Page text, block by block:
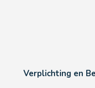
Verplichting en